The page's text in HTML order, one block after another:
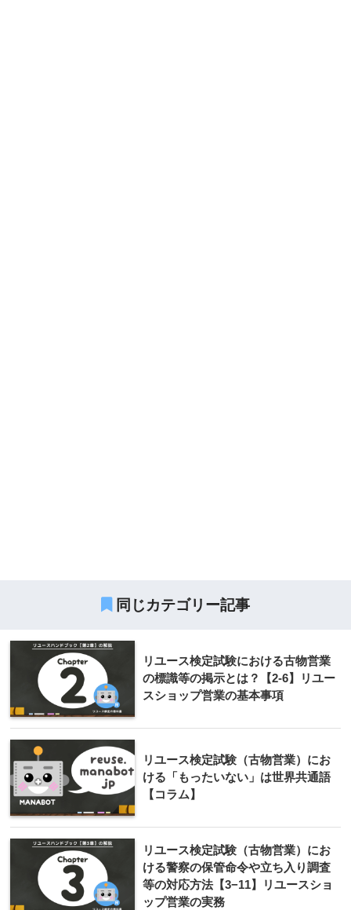
同じカテゴリー記事
リユース検定試験における古物営業
の標識等の掲示とは？【2-6】リユー
スショップ営業の基本事項
リユース検定試験（古物営業）にお
ける「もったいない」は世界共通語
【コラム】
リユース検定試験（古物営業）にお
ける警察の保管命令や立ち入り調査
等の対応方法【3−11】リユースショ
ップ営業の実務